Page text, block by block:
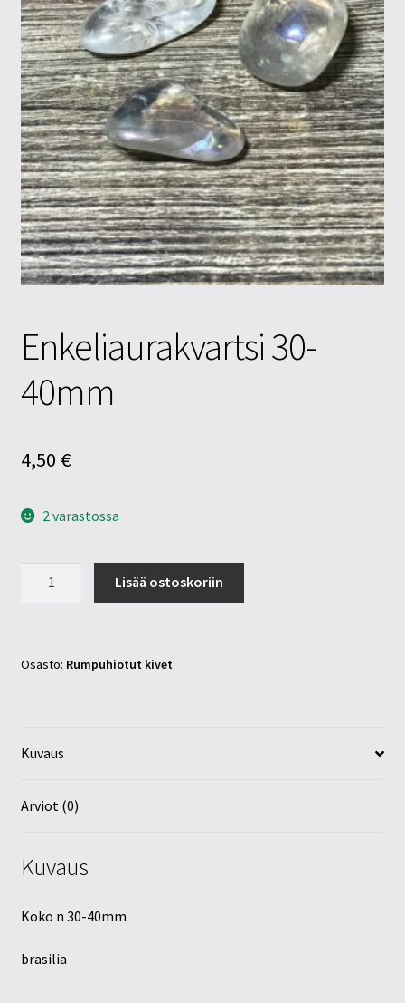
Tietosuojaseloste
Tuotteet
Yritysinfo
Enkeliaurakvartsi 30-
40mm
4,50 €
2 varastossa
Lisää ostoskoriin
Osasto: Rumpuhiotut kivet
Kuvaus
Arviot (0)
Kuvaus
Koko n 30-40mm
brasilia